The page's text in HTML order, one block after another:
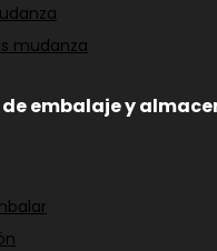
mudanza
embalaje y